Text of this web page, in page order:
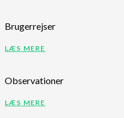
Brugerrejser
LÆS MERE
Observationer
LÆS MERE